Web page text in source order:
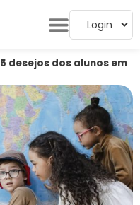
Login
5 desejos dos alunos em